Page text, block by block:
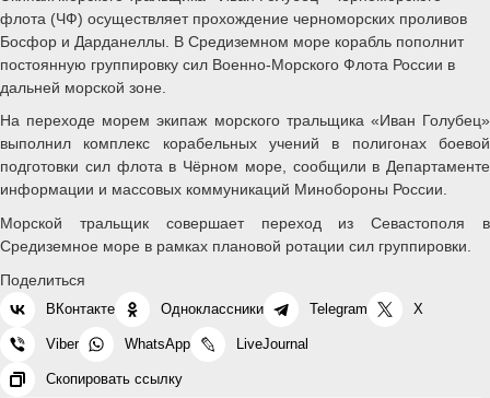
флота (ЧФ) осуществляет прохождение черноморских проливов
Босфор и Дарданеллы. В Средиземном море корабль пополнит
постоянную группировку сил Военно-Морского Флота России в
дальней морской зоне.
На переходе морем экипаж морского тральщика «Иван Голубец»
выполнил комплекс корабельных учений в полигонах боевой
подготовки сил флота в Чёрном море, сообщили в Департаменте
информации и массовых коммуникаций Минобороны России.
Морской тральщик совершает переход из Севастополя в
Средиземное море в рамках плановой ротации сил группировки.
Поделиться
ВКонтакте Одноклассники Telegram X
Viber WhatsApp LiveJournal
Скопировать ссылку